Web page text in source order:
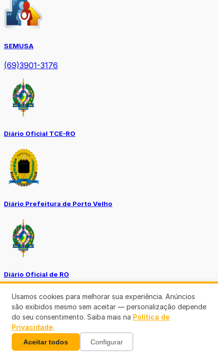
SEMUSA
(69)3901-3176
Diário Oficial TCE-RO
Diário Prefeitura de Porto Velho
Diário Oficial de RO
Transparência RO
Usamos cookies para melhorar sua experiência. Anúncios
são exibidos mesmo sem aceitar — personalização depende
do seu consentimento. Saiba mais na Política de
Privacidade.
Aceitar todos Configurar